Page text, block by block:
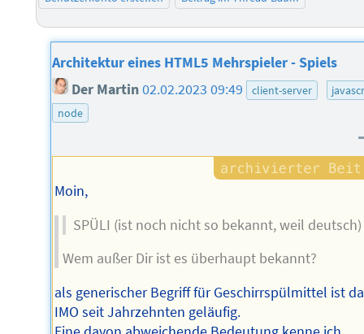
Architektur eines HTML5 Mehrspieler - Spiels
Der Martin02.02.2023 09:49 client-server
node
Moin,
SPÜLI (ist noch nicht so bekannt, weil deutsch)
Wem außer Dir ist es überhaupt bekannt?
als generischer Begriff für Geschirrspülmittel ist
IMO seit Jahrzehnten geläufig.